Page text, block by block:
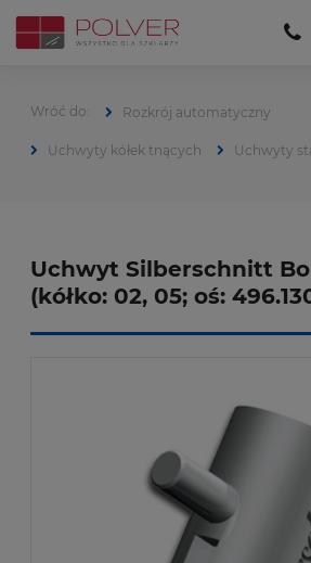
Rozkrój automatyczny
Uchwyty kółek tnących Uchwyty
Uchwyt Silberschnitt
(kółko: 02, 05; oś: